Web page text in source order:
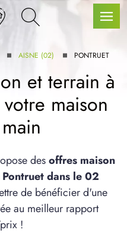
AISNE (02) PONTRUET
et terrain à
maison
desoffres maison
dans le 02
de bénéficier d'une
au meilleur rapport
!